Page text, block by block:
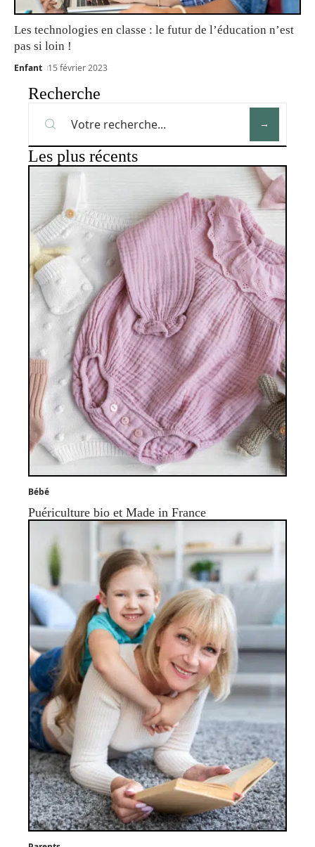
Les technologies en classe : le futur de l’éducation n’est
pas si loin !
Enfant 15 février 2023
Recherche
Les plus récents
Bébé
Puériculture bio et Made in France